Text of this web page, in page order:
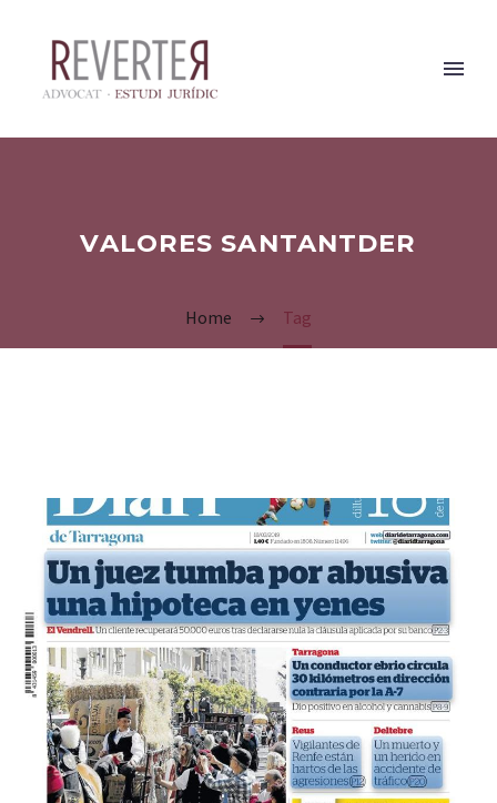
VALORES SANTANTDER
Home Tag